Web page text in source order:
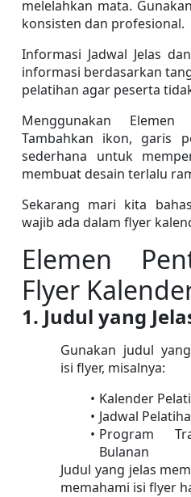
melelahkan mata.
konsisten dan profesional.
Informasi Jadwal Jelas
informasi berdasarkan
pelatihan agar peserta
Menggunakan
Tambahkan ikon, garis
sederhana untuk
membuat desain terlalu
Sekarang mari kita
wajib ada dalam flyer
Elemen
Flyer
1. Judul yang
Gunakan judul
isi flyer, misalnya:
Kalender
Jadwal
Program
Bulanan
Judul yang jelas
memahami isi flyer